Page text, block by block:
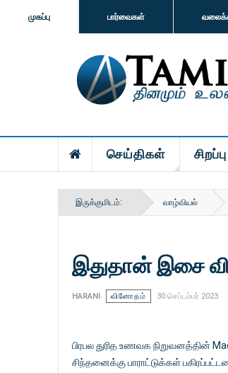
முகப்பு பார்வைகள்
செய்திகள் சிறப்பு
இருக்குமிடம்: வாழ்வியல்
இதுதான் இசை
HARANI வினோதம் 30 செப்டம்பர் 2023
பிரபல துரித உணவக நிறுவனத்தின்
சிந்தனைக்கு பாராட்டுக்கள்